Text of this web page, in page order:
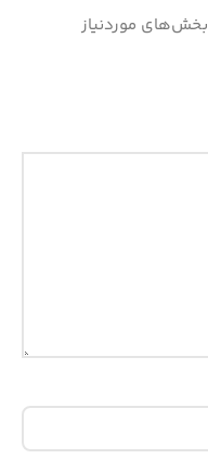
بخش‌های موردنیاز